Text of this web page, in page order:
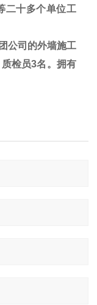
二十多个单位工
公司的外墙施工
检员3名。拥有